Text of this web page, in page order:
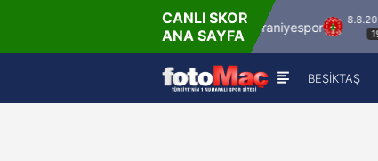
CANLI SKOR
ANA SAYFA
Ümraniyespor
8.8.2026 - Cum
19:00
BEŞİKTAŞ